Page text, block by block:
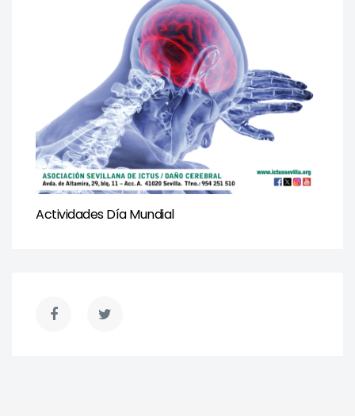
Actividades Día Mundial